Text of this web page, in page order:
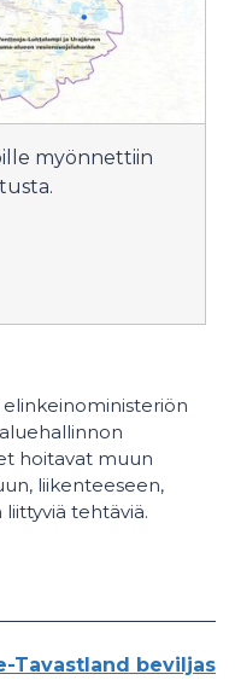
myönnettiin
hoitavat muun
liikenteeseen,
tehtäviä.
Tavastland beviljas